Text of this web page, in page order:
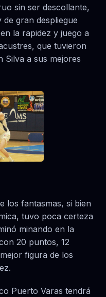
sin ser descollante,
gran despliegue
la rapidez y juego a
que tuvieron
Silva a sus mejores
los fantasmas, si bien
tuvo poca certeza
minando en la
20 puntos, 12
figura de los
Puerto Varas tendrá